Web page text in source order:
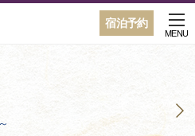
宿泊予約
MENU